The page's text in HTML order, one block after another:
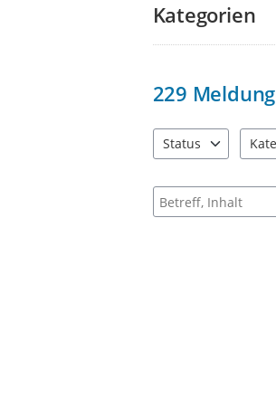
Kategorien
229
Status
Suche nach